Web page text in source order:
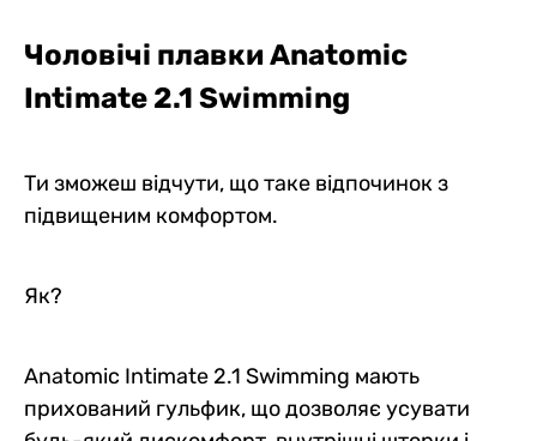
Чоловічі плавки Anatomic
Intimate 2.1 Swimming
Ти зможеш відчути, що таке відпочинок з
підвищеним комфортом.
Як?
Anatomic Intimate 2.1 Swimming мають
прихований гульфик, що дозволяє усувати